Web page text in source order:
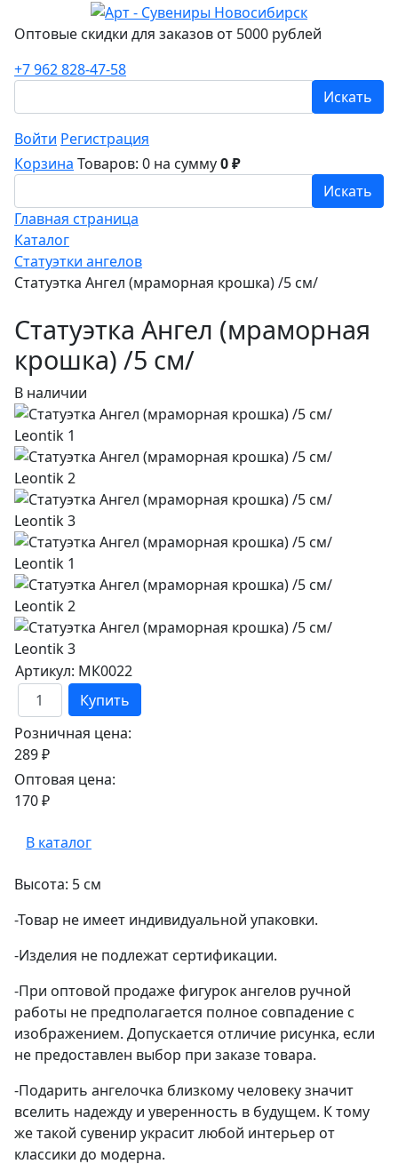
Оптовые скидки для заказов от 5000 рублей
+7 962 828-47-58
Искать
Войти Регистрация
Корзина Товаров: 0 на сумму0 ₽
Искать
Главная страница
Каталог
Статуэтки ангелов
Статуэтка Ангел (мраморная крошка) /5 см/
Статуэтка Ангел (мраморная
крошка) /5 см/
В наличии
Артикул: МК0022
Купить
Розничная цена:
289 ₽
Оптовая цена:
170 ₽
В каталог
Высота: 5 см
-Товар не имеет индивидуальной упаковки.
-Изделия не подлежат сертификации.
-При оптовой продаже фигурок ангелов ручной
работы не предполагается полное совпадение с
изображением. Допускается отличие рисунка, если
не предоставлен выбор при заказе товара.
-Подарить ангелочка близкому человеку значит
вселить надежду и уверенность в будущем. К тому
же такой сувенир украсит любой интерьер от
классики до модерна.